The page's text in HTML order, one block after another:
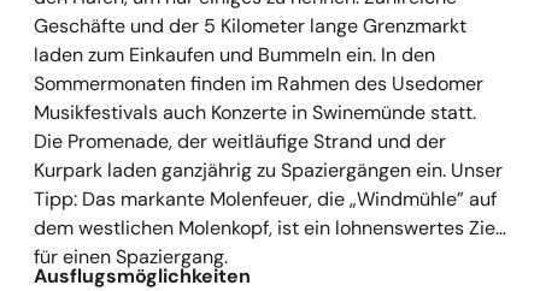
Geschäfte und der 5 Kilometer lange Grenzmarkt
laden zum Einkaufen und Bummeln ein. In den
Sommermonaten finden im Rahmen des Usedomer
Musikfestivals auch Konzerte in Swinemünde statt.
Die Promenade, der weitläufige Strand und der
Kurpark laden ganzjährig zu Spaziergängen ein. Unser
Tipp: Das markante Molenfeuer, die „Windmühle” auf
dem westlichen Molenkopf, ist ein lohnenswertes Ziel
für einen Spaziergang.
Ausflugsmöglichkeiten